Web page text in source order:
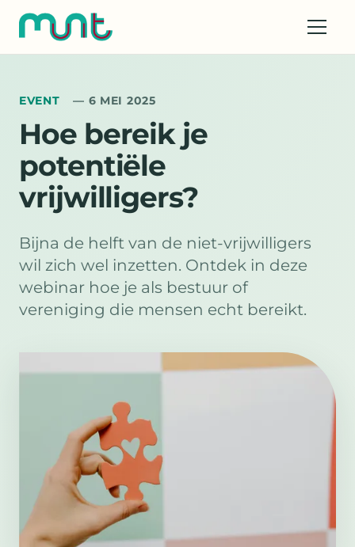
EVENT — 6 MEI 2025
Hoe bereik je
potentiële
vrijwilligers?
Bijna de helft van de niet-vrijwilligers
wil zich wel inzetten. Ontdek in deze
webinar hoe je als bestuur of
vereniging die mensen echt bereikt.